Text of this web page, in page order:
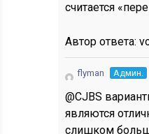
считается
Автор ответа:
flyman Админ.
@CJBS
являются
слишком